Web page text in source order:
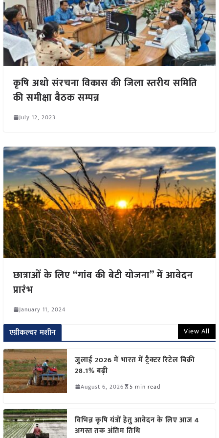
कृषि अधो संरचना विकास की जिला स्तरीय समिति
की समीक्षा बैठक सम्पन्न
July 12, 2023
छात्राओं के लिए “गांव की बेटी योजना” में आवेदन
प्रारंभ
January 11, 2024
एग्रीकल्चर मशीन View All
जुलाई 2026 में भारत में ट्रैक्टर रिटेल बिक्री
28.1% बढ़ी
August 6, 2026 5 min read
विभिन्न कृषि यंत्रों हेतु आवेदन के लिए आज 4
अगस्त तक अंतिम तिथि